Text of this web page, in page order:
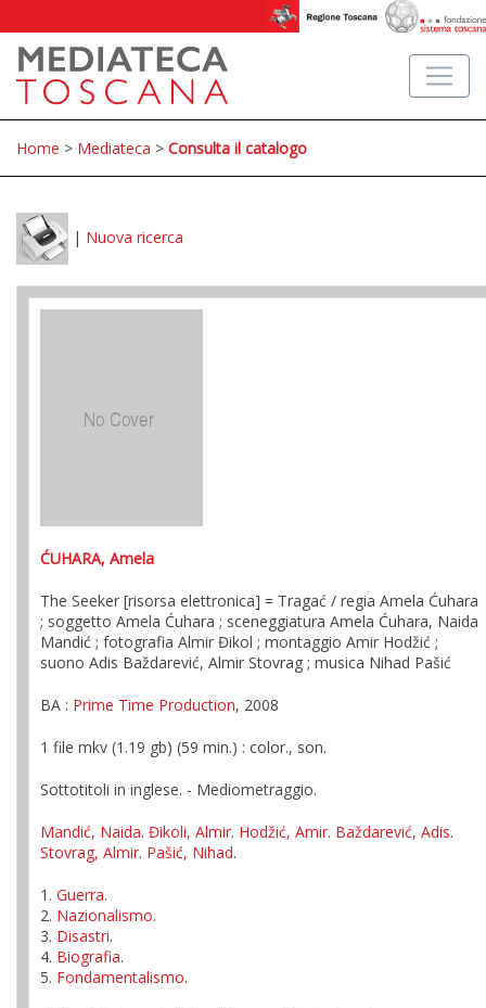
Home > Mediateca > Consulta il catalogo
| Nuova ricerca
ĆUHARA, Amela
The Seeker [risorsa elettronica] = Tragać / regia Amela Ćuhara
; soggetto Amela Ćuhara ; sceneggiatura Amela Ćuhara, Naida
Mandić ; fotografia Almir Đikol ; montaggio Amir Hodžić ;
suono Adis Baždarević, Almir Stovrag ; musica Nihad Pašić
BA : Prime Time Production, 2008
1 file mkv (1.19 gb) (59 min.) : color., son.
Sottotitoli in inglese. - Mediometraggio.
Mandić, Naida. Đikoli, Almir. Hodžić, Amir. Baždarević, Adis.
Stovrag, Almir. Pašić, Nihad.
1. Guerra.
2. Nazionalismo.
3. Disastri.
4. Biografia.
5. Fondamentalismo.